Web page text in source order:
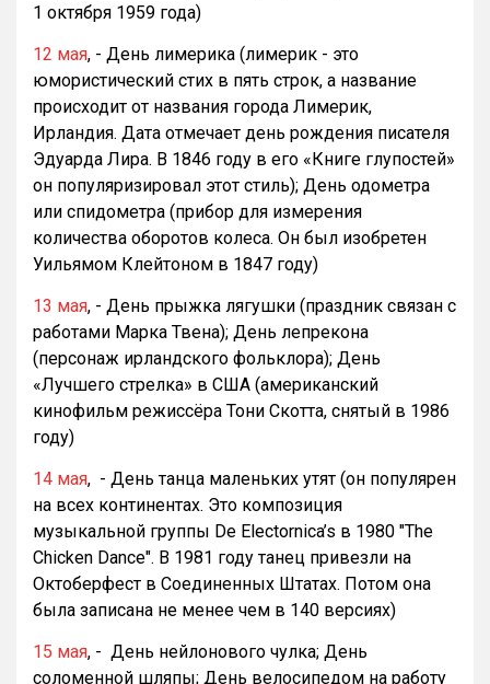
1 октября 1959 года)
12 мая, - День лимерика (лимерик - это
юмористический стих в пять строк, а название
происходит от названия города Лимерик,
Ирландия. Дата отмечает день рождения писателя
Эдуарда Лира. В 1846 году в его «Книге глупостей»
он популяризировал этот стиль); День одометра
или спидометра (прибор для измерения
количества оборотов колеса. Он был изобретен
Уильямом Клейтоном в 1847 году)
13 мая, - День прыжка лягушки (праздник связан с
работами Марка Твена); День лепрекона
(персонаж ирландского фольклора); День
«Лучшего стрелка» в США (американский
кинофильм режиссёра Тони Скотта, снятый в 1986
году)
14 мая, - День танца маленьких утят (он популярен
на всех континентах. Это композиция
музыкальной группы De Electornica’s в 1980 "The
Chicken Dance". В 1981 году танец привезли на
Октоберфест в Соединенных Штатах. Потом она
была записана не менее чем в 140 версиях)
15 мая, - День нейлонового чулка; День
соломенной шляпы; День велосипедом на работу